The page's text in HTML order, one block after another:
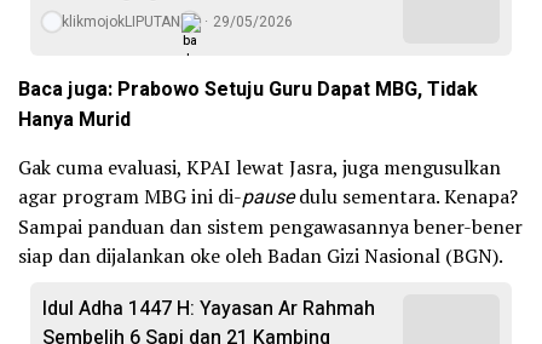
klikmojokLIPUTAN 29/05/2026
Baca juga: Prabowo Setuju Guru Dapat MBG, Tidak
Hanya Murid
Gak cuma evaluasi, KPAI lewat Jasra, juga mengusulkan
agar program MBG ini di-pausedulu sementara. Kenapa?
Sampai panduan dan sistem pengawasannya bener-bener
siap dan dijalankan oke oleh Badan Gizi Nasional (BGN).
Idul Adha 1447 H: Yayasan Ar Rahmah
Sembelih 6 Sapi dan 21 Kambing